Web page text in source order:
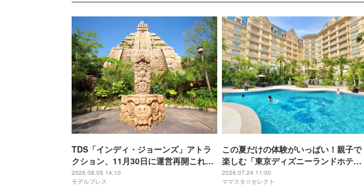
TDS「インディ・ジョーンズ」アトラ
クション、11月30日に運営再開これま
で以上の臨場感に
2026.08.05 14:10
モデルプレス
この夏だけの体験がいっぱい！親子で
楽しむ「東京ディズニーランドホテ
ル・サマーアドベンチャー！」
2026.07.24 11:00
ママスタ☆セレクト